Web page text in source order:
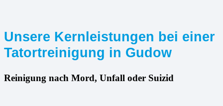
Unsere Kernleistungen bei einer
Tatortreinigung in Gudow
Reinigung nach Mord, Unfall oder Suizid